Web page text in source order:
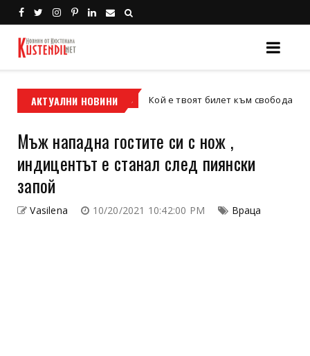
АКТУАЛНИ НОВИНИ
кросов мотор Кой е твоят билет към свободата –
Мъж нападна гостите си с нож ,
индицентът е станал след пиянски
запой
Vasilena 10/20/2021 10:42:00 PM Враца